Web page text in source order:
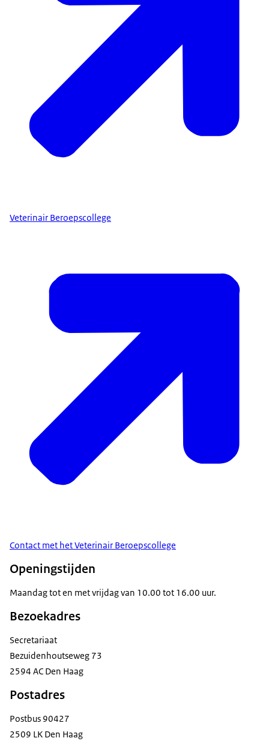
Veterinair Beroepscollege
Contact met het Veterinair Beroepscollege
Openingstijden
Maandag tot en met vrijdag van 10.00 tot 16.00 uur.
Bezoekadres
Secretariaat
Bezuidenhoutseweg 73
2594 AC Den Haag
Postadres
Postbus 90427
2509 LK Den Haag